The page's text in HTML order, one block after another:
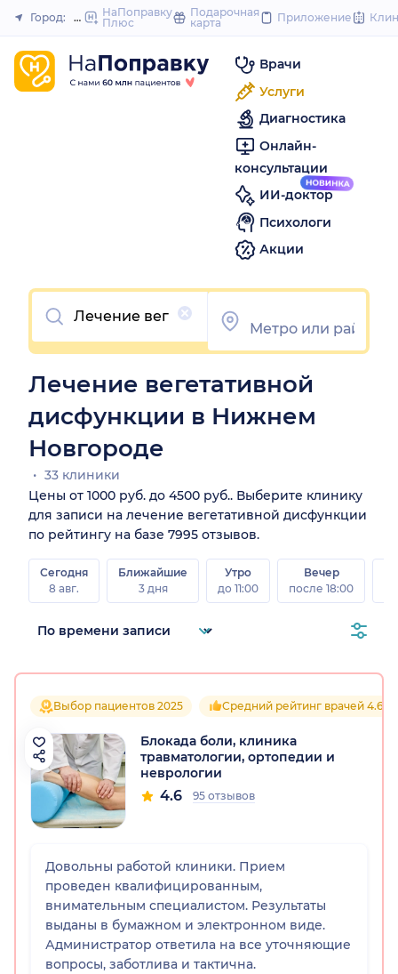
to
Закрыть
Город: Нижний Новгород
НаПоправку
Плюс
Подарочная
карта
Приложение
Врачи
Услуги
Диагностика
Онлайн-
консультации
ИИ-доктор
Психологи
Акции
Очистить
Лечение вегетативной
дисфункции в Нижнем
Новгороде
33 клиники
Цены от 1000 руб. до 4500 руб.. Выберите клинику
для записи на лечение вегетативной дисфункции
по рейтингу на базе 7995 отзывов.
Сегодня
8 авг.
Ближайшие
3 дня
Утро
до 11:00
Вечер
после 18:00
Выбор пациентов 2025 Средний рейтинг врачей 4.6
Блокада боли, клиника
травматологии, ортопедии и
неврологии
4.6 95 отзывов
Довольны работой клиники. Прием
проведен квалифицированным,
внимательным специалистом. Результаты
выданы в бумажном и электронном виде.
Администратор ответила на все уточняющие
вопросы, заботлива и тактична.